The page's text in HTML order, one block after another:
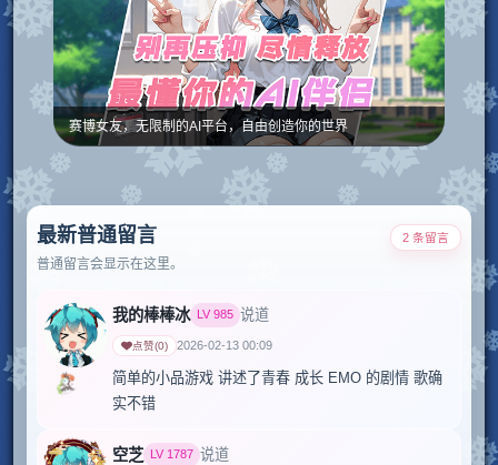
赛博女友，无限制的AI平台，自由创造你的世界
最新普通留言
普通留言会显示在这里。
2 条留言
我的棒棒冰 LV985 说道
点赞(0) 2026-02-13 00:09
简单的小品游戏 讲述了青春 成长 EMO 的剧情 歌确
实不错
空芝 LV 1787 说道